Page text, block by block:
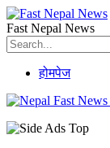
Fast Nepal News
होमपेज